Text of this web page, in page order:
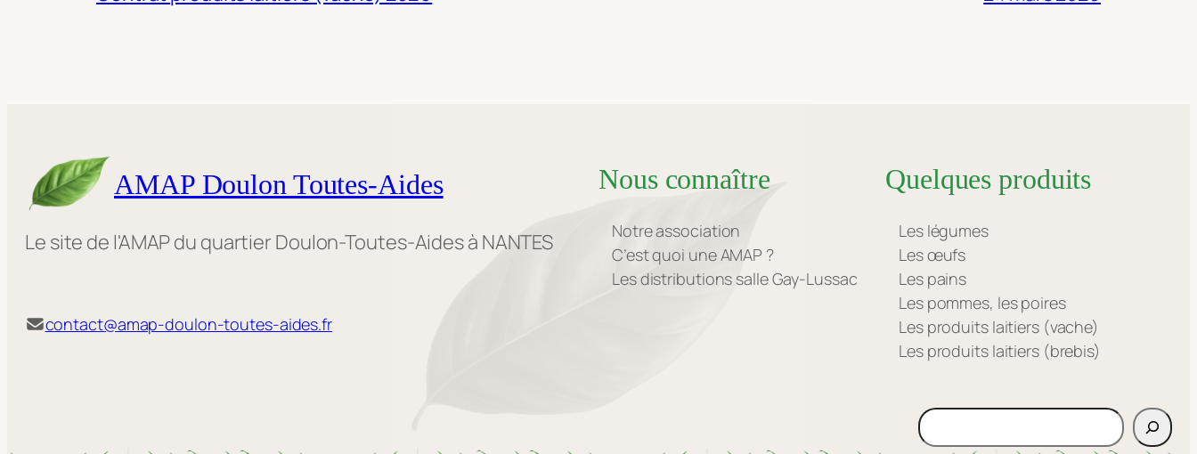
AMAP Doulon Toutes-Aides
Le site de l'AMAP du quartier Doulon-Toutes-Aides à NANTES
contact@amap-doulon-toutes-aides.fr
Nous connaître
Notre association
C’est quoi une AMAP ?
Les distributions salle Gay-Lussac
Quelques produits
Les légumes
Les œufs
Les pains
Les pommes, les poires
Les produits laitiers (vache)
Les produits laitiers (brebis)
Rechercher